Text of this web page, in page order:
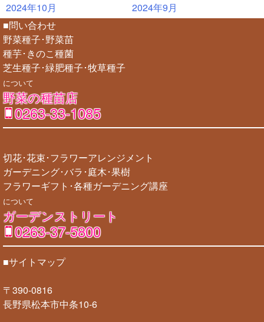
2024年10月
2024年9月
■問い合わせ
野菜種子･野菜苗
種芋･きのこ種菌
芝生種子･緑肥種子･牧草種子
について
野菜の種苗店
0263-33-1085
切花･花束･フラワーアレンジメント
ガーデニング･バラ･庭木･果樹
フラワーギフト･各種ガーデニング講座
について
ガーデンストリート
0263-37-5800
■サイトマップ
〒390-0816
長野県松本市中条10-6